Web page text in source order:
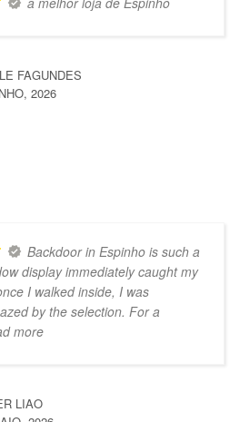
FAGUNDES
2026
Backdoor in Espinho is such a
display immediately caught my
I walked inside, I was
by the selection. For a
more
LIAO